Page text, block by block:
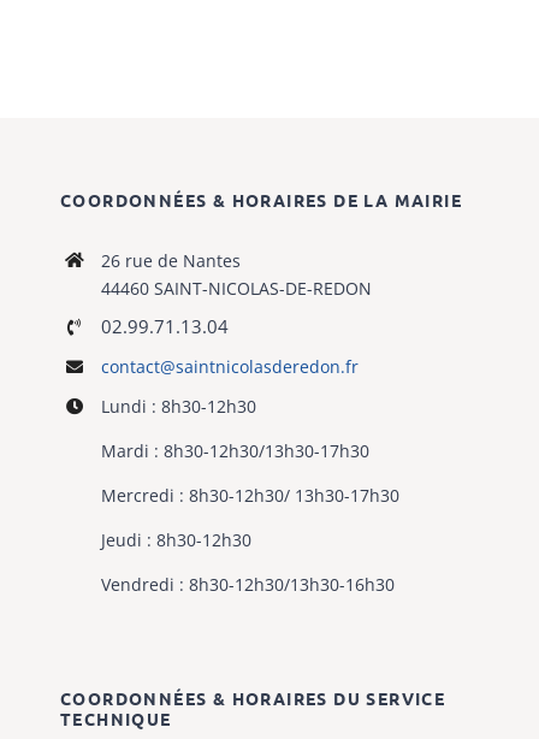
COORDONNÉES & HORAIRES DE LA MAIRIE
26 rue de Nantes
44460 SAINT-NICOLAS-DE-REDON
02.99.71.13.04
contact@saintnicolasderedon.fr
Lundi : 8h30-12h30
Mardi : 8h30-12h30/13h30-17h30
Mercredi : 8h30-12h30/ 13h30-17h30
Jeudi : 8h30-12h30
Vendredi : 8h30-12h30/13h30-16h30
COORDONNÉES & HORAIRES DU SERVICE
TECHNIQUE